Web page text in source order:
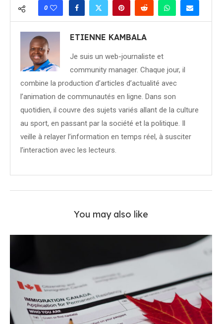
0
ETIENNE KAMBALA
Je suis un web-journaliste et
community manager. Chaque jour, il
combine la production d’articles d’actualité avec
l’animation de communautés en ligne. Dans son
quotidien, il couvre des sujets variés allant de la culture
au sport, en passant par la société et la politique. Il
veille à relayer l’information en temps réel, à susciter
l’interaction avec les lecteurs.
You may also like